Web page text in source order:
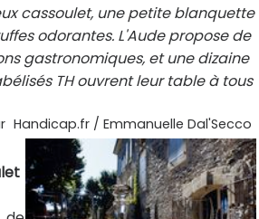
cassoulet, une petite blanquette
odorantes. L'Aude propose de
gastronomiques, et une dizaine
TH ouvrent leur table à tous
Handicap.fr / Emmanuelle Dal'Secco